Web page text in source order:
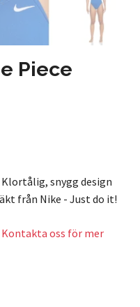
Piece
snygg design
från Nike - Just do it!
oss för mer